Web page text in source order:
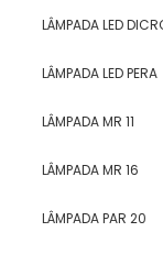
LÂMPADA LED
LÂMPADA LED PERA
LÂMPADA MR 11
LÂMPADA MR 16
LÂMPADA PAR 20